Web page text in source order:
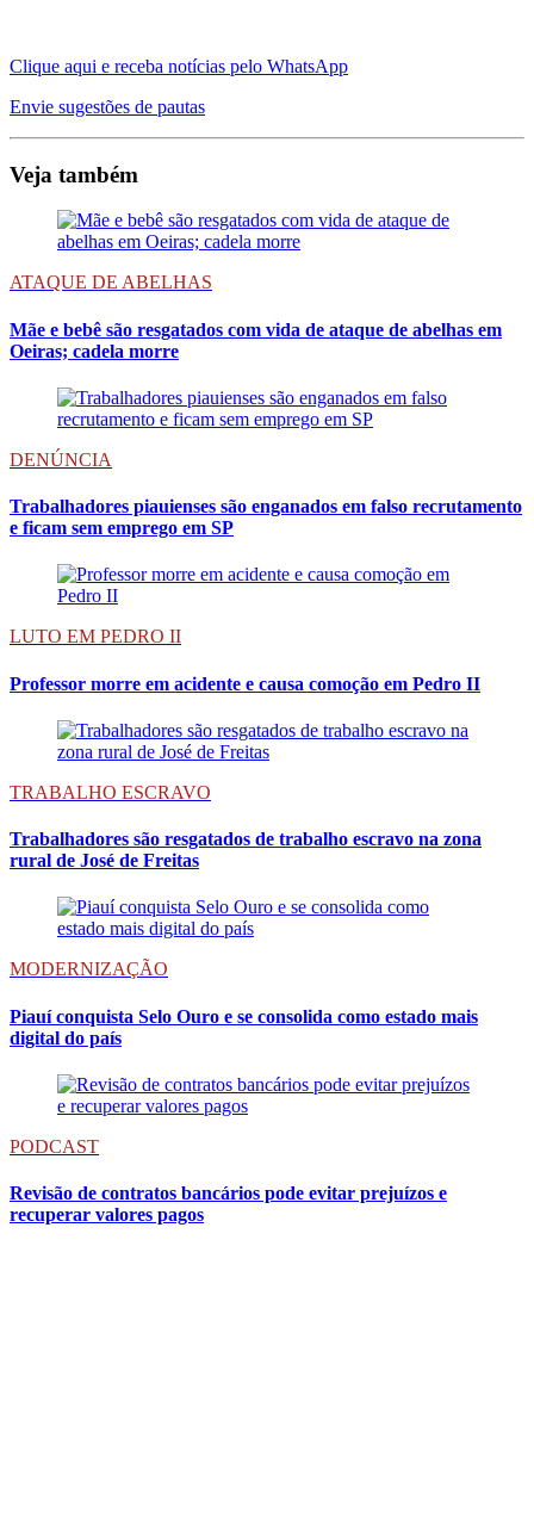
Clique aqui e receba notícias pelo WhatsApp
Envie sugestões de pautas
Veja também
ATAQUE DE ABELHAS
Mãe e bebê são resgatados com vida de ataque de abelhas em
Oeiras; cadela morre
DENÚNCIA
Trabalhadores piauienses são enganados em falso recrutamento
e ficam sem emprego em SP
LUTO EM PEDRO II
Professor morre em acidente e causa comoção em Pedro II
TRABALHO ESCRAVO
Trabalhadores são resgatados de trabalho escravo na zona
rural de José de Freitas
MODERNIZAÇÃO
Piauí conquista Selo Ouro e se consolida como estado mais
digital do país
PODCAST
Revisão de contratos bancários pode evitar prejuízos e
recuperar valores pagos